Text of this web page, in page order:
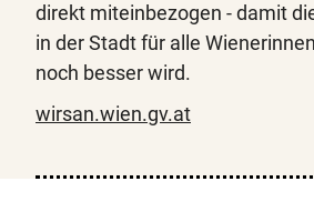
direkt miteinbezogen - damit
in der Stadt für alle
noch besser wird.
wirsan.wien.gv.at